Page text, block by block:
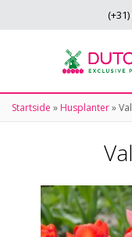
(+31)
Startside » Husplanter»